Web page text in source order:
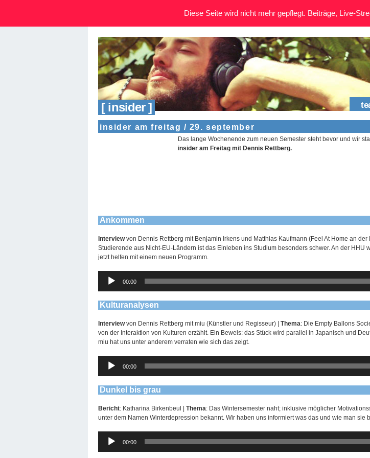
[ insider ]
insider am freitag / 29. september
Das lange Wochenende zum neuen Semester steht bevor und wir
insider am Freitag mit Dennis Rettberg.
Ankommen
Interviewvon Dennis Rettberg mit Benjamin Irkens und Matthias Kaufmann (Feel At Home an der
Studierende aus Nicht-EU-Ländern ist das Einleben ins Studium besonders schwer. An der HHU
jetzt helfen mit einem neuen Programm.
Audio-
Player
00:00
Kulturanalysen
Interviewvon Dennis Rettberg mit miu (Künstler und Regisseur) | Thema: Die Empty Ballons
von der Interaktion von Kulturen erzählt. Ein Beweis: das Stück wird parallel in Japanisch und
miu hat uns unter anderem verraten wie sich das zeigt.
Audio-
Player
00:00
Dunkel bis grau
Bericht: Katharina Birkenbeul | Thema: Das Wintersemester naht; inklusive möglicher
unter dem Namen Winterdepression bekannt. Wir haben uns informiert was das und wie man sie
Audio-
Player
00:00
Diese Seite wird nicht mehr gepflegt. Beiträge, Live-